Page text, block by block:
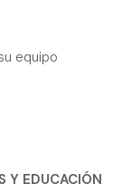
equipo
Y EDUCACIÓN